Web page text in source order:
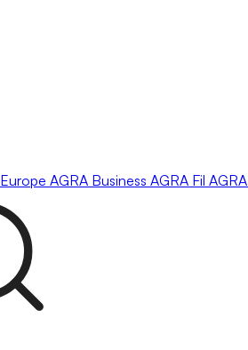
Europe AGRA Business AGRA Fil AGRA